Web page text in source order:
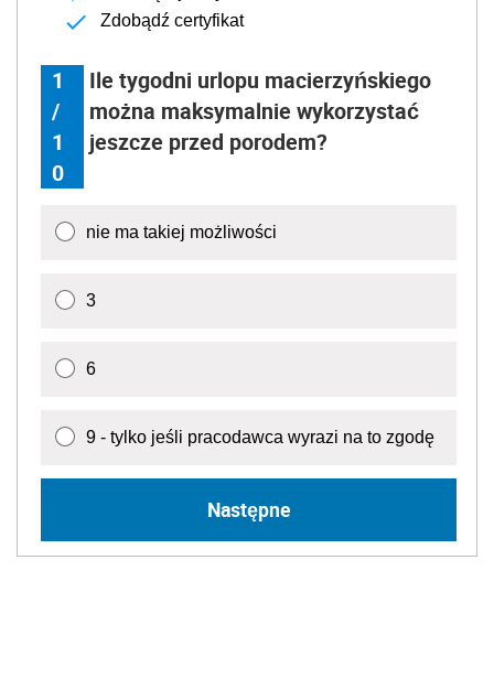
Zdobądź certyfikat
1
/
1
0
Ile tygodni urlopu macierzyńskiego
można maksymalnie wykorzystać
jeszcze przed porodem?
nie ma takiej możliwości
3
6
9 - tylko jeśli pracodawca wyrazi na to zgodę
Następne